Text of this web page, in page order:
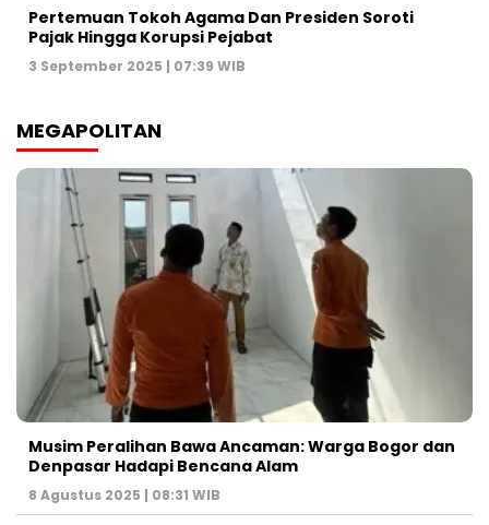
Pertemuan Tokoh Agama Dan Presiden Soroti
Pajak Hingga Korupsi Pejabat
3 September 2025 | 07:39 WIB
MEGAPOLITAN
Musim Peralihan Bawa Ancaman: Warga Bogor dan
Denpasar Hadapi Bencana Alam
8 Agustus 2025 | 08:31 WIB